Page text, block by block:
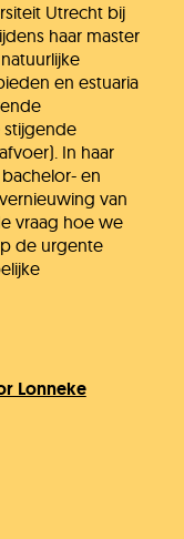
Utrecht bij
haar master
en estuaria
In haar
en
van
vraag hoe we
de urgente
Lonneke